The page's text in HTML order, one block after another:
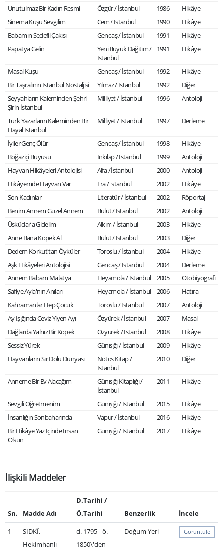
Unutulmaz Bir Kadın Resmi
Özgür / İstanbul 1986
Hikâye
Sinema Kuşu Sevgilim
Cem / İstanbul 1990
Hikâye
Babamın Sedefli Çakısı
Gendaş / İstanbul 1991
Hikâye
Papatya Gelin
Yeni Büyük Dağıtım /
İstanbul
1991 Hikâye
Masal Kuşu Gendaş / İstanbul 1992
Hikâye
Bir Taşralının İstanbul Nostaljisi
Yılmaz / İstanbul 1992
Diğer
Seyyahların Kaleminden Şehri
Şirin İstanbul
Milliyet / İstanbul 1996 Antoloji
Türk Yazarların Kaleminden Bir
Hayal İstanbul
Milliyet / İstanbul 1997 Derleme
İyiler Genç Ölür Gendaş / İstanbul 1998
Hikâye
Boğaziçi Büyüsü
İnkılap / İstanbul 1999
Antoloji
Hayvan Hikâyeleri Antolojisi
Alfa / İstanbul 2000
Antoloji
Hikâyemde Hayvan Var
Era / İstanbul 2002
Hikâye
Son Kadınlar
Literatür / İstanbul 2002
Röportaj
Benim Annem Güzel Annem
Bulut / İstanbul 2002
Antoloji
Üsküdar'a Gidelim
Alkım / İstanbul 2003
Hikâye
Anne Bana Köpek Al
Bulut / İstanbul 2003
Diğer
Dedem Korkut'tan Öyküler
Toroslu / İstanbul 2004
Hikâye
Aşk Hikâyeleri Antolojisi
Gendaş / İstanbul 2004
Derleme
Annem Babam Malatya
Heyamola / İstanbul 2005
Otobiyografi
Safiye Ayla'nın Anıları
Heyamola / İstanbul 2006
Hatıra
Kahramanlar Hep Çocuk
Toroslu / İstanbul 2007
Antoloji
Ay Işığında Ceviz Yiyen Ayı
Özyürek / İstanbul 2007
Masal
Dağlarda Yalnız Bir Köpek
Özyürek / İstanbul 2008
Hikâye
Sessiz Yürek
Günışığı / İstanbul 2009
Hikâye
Hayvanların Sır Dolu Dünyası
Notos Kitap /
İstanbul
2010 Diğer
Anneme Bir Ev Alacağım
Günışığı Kitaplığı /
İstanbul
2011 Hikâye
Sevgili Öğretmenim Günışığı / İstanbul 2015
Hikâye
İnsanlığın Sonbaharında
Vapur / İstanbul 2016
Hikâye
Bir Hikâye Yaz İçinde İnsan
Olsun
Günışığı / İstanbul 2017 Hikâye
İlişkili Maddeler
Sn. Madde Adı
D.Tarihi /
Ö.Tarihi
Benzerlik
İncele
1
SIDKÎ,
Hekimhanlı
d. 1795 - ö.
1850\'den
Doğum Yeri Görüntüle